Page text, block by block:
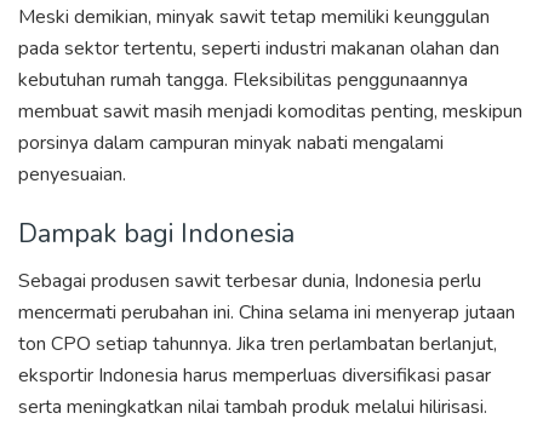
Meski demikian, minyak sawit tetap memiliki keunggulan
pada sektor tertentu, seperti industri makanan olahan dan
kebutuhan rumah tangga. Fleksibilitas penggunaannya
membuat sawit masih menjadi komoditas penting, meskipun
porsinya dalam campuran minyak nabati mengalami
penyesuaian.
Dampak bagi Indonesia
Sebagai produsen sawit terbesar dunia, Indonesia perlu
mencermati perubahan ini. China selama ini menyerap jutaan
ton CPO setiap tahunnya. Jika tren perlambatan berlanjut,
eksportir Indonesia harus memperluas diversifikasi pasar
serta meningkatkan nilai tambah produk melalui hilirisasi.